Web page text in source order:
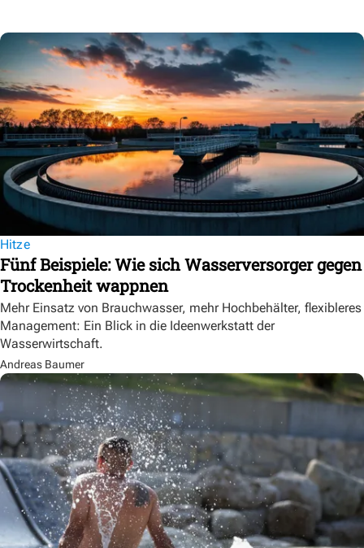
Hitze
Fünf Beispiele: Wie sich Wasserversorger gegen
Trockenheit wappnen
Mehr Einsatz von Brauchwasser, mehr Hochbehälter, flexibleres
Management: Ein Blick in die Ideenwerkstatt der
Wasserwirtschaft.
Andreas Baumer